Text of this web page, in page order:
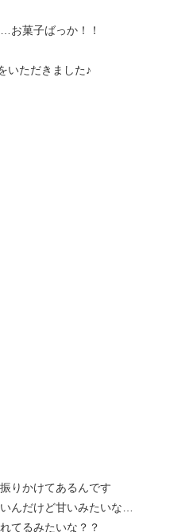
お菓子ばっか！！
いただきました♪
りかけてあるんです
んだけど甘いみたいな…
てるみたいな？？